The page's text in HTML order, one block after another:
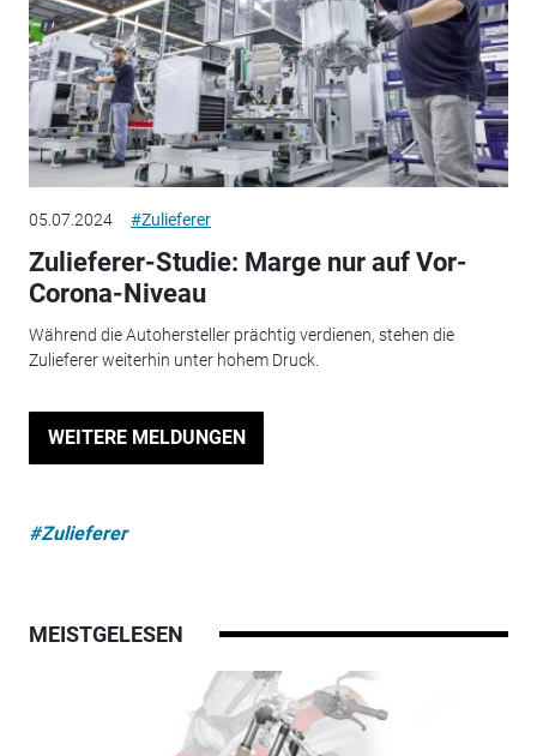
05.07.2024 #Zulieferer
Zulieferer-Studie: Marge nur auf Vor-
Corona-Niveau
Während die Autohersteller prächtig verdienen, stehen die
Zulieferer weiterhin unter hohem Druck.
WEITERE MELDUNGEN
#Zulieferer
MEISTGELESEN